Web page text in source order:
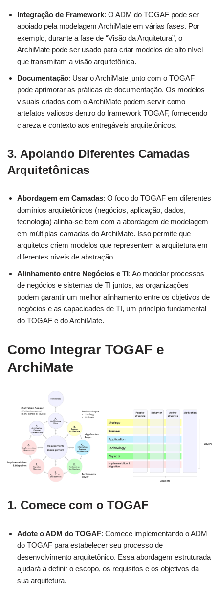
Integração de Framework: O ADM do TOGAF pode ser
apoiado pela modelagem ArchiMate em várias fases. Por
exemplo, durante a fase de “Visão da Arquitetura”, o
ArchiMate pode ser usado para criar modelos de alto nível
que transmitam a visão arquitetônica.
Documentação: Usar o ArchiMate junto com o TOGAF
pode aprimorar as práticas de documentação. Os modelos
visuais criados com o ArchiMate podem servir como
artefatos valiosos dentro do framework TOGAF, fornecendo
clareza e contexto aos entregáveis arquitetônicos.
3. Apoiando Diferentes Camadas
Arquitetônicas
Abordagem em Camadas: O foco do TOGAF em diferentes
domínios arquitetônicos (negócios, aplicação, dados,
tecnologia) alinha-se bem com a abordagem de modelagem
em múltiplas camadas do ArchiMate. Isso permite que
arquitetos criem modelos que representem a arquitetura em
diferentes níveis de abstração.
Alinhamento entre Negócios e TI: Ao modelar processos
de negócios e sistemas de TI juntos, as organizações
podem garantir um melhor alinhamento entre os objetivos de
negócios e as capacidades de TI, um princípio fundamental
do TOGAF e do ArchiMate.
Como Integrar TOGAF e
ArchiMate
1. Comece com o TOGAF
Adote o ADM do TOGAF: Comece implementando o ADM
do TOGAF para estabelecer seu processo de
desenvolvimento arquitetônico. Essa abordagem estruturada
ajudará a definir o escopo, os requisitos e os objetivos da
sua arquitetura.